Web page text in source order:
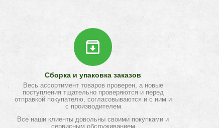
Сборка и упаковка заказов
Весь ассортимент товаров проверен, а новые
поступления тщательно проверяются и перед
отправкой покупателю, согласовываются и с ним и
с производителем
Все наши клиенты довольны своими покупками и
сервисным обслуживанием